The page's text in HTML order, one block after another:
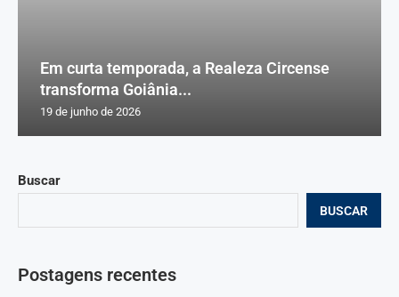
Buscar
BUSCAR
Postagens recentes
Em curta temporada, a Realeza Circense
transforma Goiânia...
19 de junho de 2026